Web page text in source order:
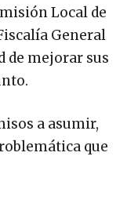
Local de
General
de mejorar sus
a asumir,
que